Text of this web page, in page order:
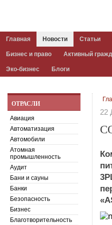
Главная Новости Статьи
Бизнес и право Активный
Эко-бизнес Блоги
22
ОТРАСЛИ
Авиация
Автоматизация
Автомобили
Атомная
промышленность
Аудит
Бани и сауны
Банки
Безопасность
Бизнес
Благотворительность